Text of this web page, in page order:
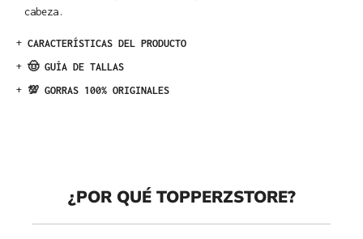
cabeza.
+ CARACTERÍSTICAS DEL PRODUCTO
+ 🤠 GUÍA DE TALLAS
+ 💯 GORRAS 100% ORIGINALES
¿POR QUÉ TOPPERZSTORE?